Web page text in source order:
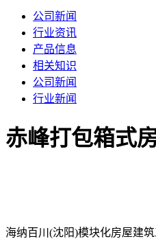
公司新闻
行业资讯
产品信息
相关知识
公司新闻
行业新闻
赤峰打包箱式
海纳百川(沈阳)模块化房屋建